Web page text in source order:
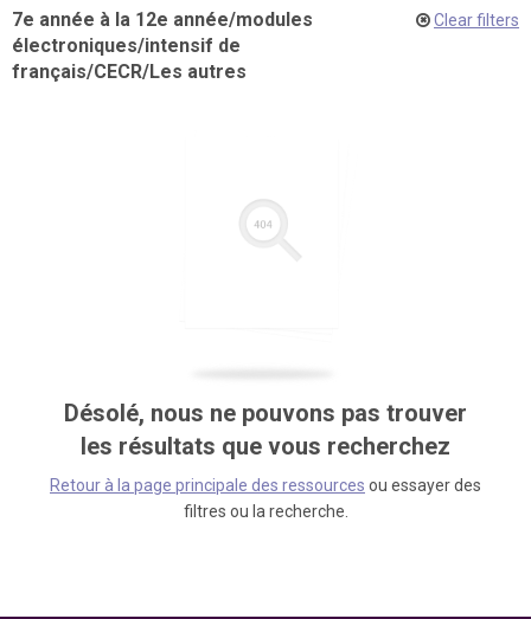
7e année à la 12e année/modules
électroniques/intensif de
français/CECR/Les autres
Clear filters
Désolé, nous ne pouvons pas trouver
les résultats que vous recherchez
Retour à la page principale des ressources ou essayer des
filtres ou la recherche.